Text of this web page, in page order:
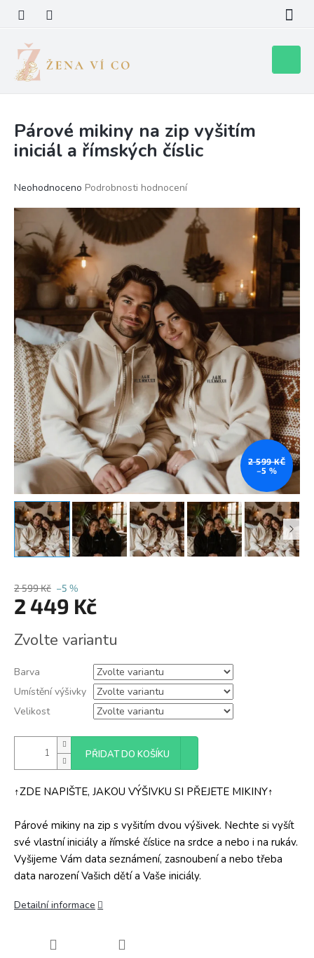
obsah
košík
Párové mikiny na zip vyšitím
iniciál a římských číslic
Průměrné
produktu
0,0
z
hvězdiček.
Neohodnoceno Podrobnosti hodnocení
2 599 KČ
–5 %
2 599 Kč –5 %
2 449 Kč
cena:
Zvolte variantu
Barva
Umístění výšivky
Velikost
PŘIDAT DO KOŠÍKU
↑ZDE NAPIŠTE, JAKOU VÝŠIVKU SI PŘEJETE MIKINY↑
Párové mikiny na zip s vyšitím dvou výšivek. Nechte si vyšít
své vlastní iniciály a římské číslice na srdce a nebo i na rukáv.
Vyšijeme Vám data seznámení, zasnoubení a nebo třeba
data narození Vašich dětí a Vaše iniciály.
Detailní informace